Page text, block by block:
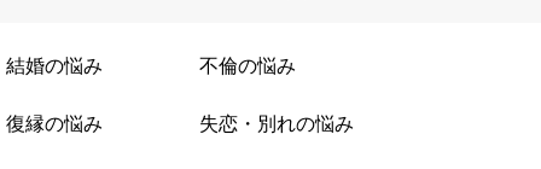
結婚の悩み 不倫の悩み
復縁の悩み 失恋・別れの悩み